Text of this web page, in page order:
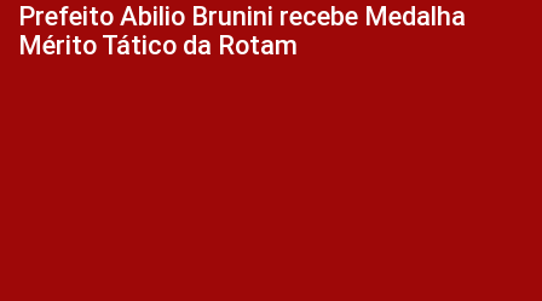
Prefeito Abilio Brunini recebe Medalha
Mérito Tático da Rotam